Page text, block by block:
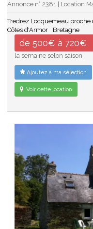
Annonce n° 2381 | Location
Tredrez Locquemeau proche
Côtes d'Armor
Bretagne
de 500€ à 720€
la semaine selon saison
Ajoutez à ma sélection
Voir cette location